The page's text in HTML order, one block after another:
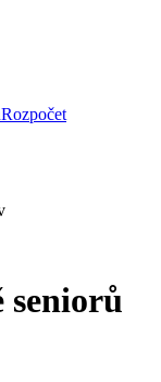
Rozpočet
seniorů